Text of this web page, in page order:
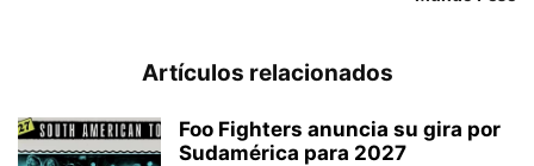
Artículos relacionados
Foo Fighters anuncia su gira por
Sudamérica para 2027